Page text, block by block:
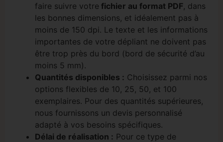
faire suivre votre fichier au format PDF, dans
les bonnes dimensions, et idéalement pas à
moins de 150 dpi. Le texte et les informations
importantes de votre dépliant ne doivent pas
être trop près du bord (bord de sécurité d’au
moins 5 mm).
Quantités disponibles : Choisissez parmi nos
options flexibles de 10, 25, 50, et 100
exemplaires. Pour des quantités supérieures,
nous fournissons un devis personnalisé
adapté à vos besoins spécifiques.
Délai de réalisation : Pour ce type de